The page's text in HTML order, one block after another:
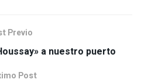
Previo
a nuestro puerto
Post